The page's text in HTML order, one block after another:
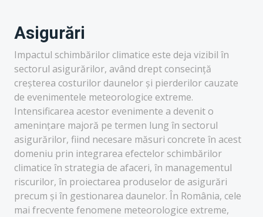
Asigurări
Impactul schimbărilor climatice este deja vizibil în
sectorul asigurărilor, având drept consecință
creșterea costurilor daunelor și pierderilor cauzate
de evenimentele meteorologice extreme.
Intensificarea acestor evenimente a devenit o
amenințare majoră pe termen lung în sectorul
asigurărilor, fiind necesare măsuri concrete în acest
domeniu prin integrarea efectelor schimbărilor
climatice în strategia de afaceri, în managementul
riscurilor, în proiectarea produselor de asigurări
precum și în gestionarea daunelor. În România, cele
mai frecvente fenomene meteorologice extreme,